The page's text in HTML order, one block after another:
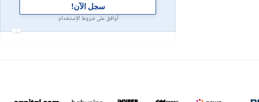
سجل الآن!
أوافق على شروط الإستخدام.
أعلان